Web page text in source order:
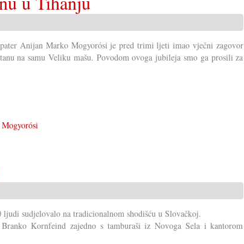
Anijan Marko Mogyorósi je pred trimi ljeti imao vječni zagovor
na samu Veliku mašu. Povodom ovoga jubileja smo ga prosili za
ljudi sudjelovalo na tradicionalnom shodišću u Slovačkoj.
Kornfeind zajedno s tamburaši iz Novoga Sela i kantorom